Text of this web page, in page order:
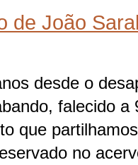
de João
desde o
falecido a
que
no